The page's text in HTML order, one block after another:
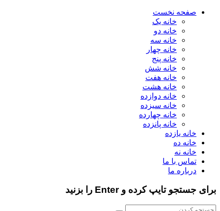
صفحه نخست
خانه یک
خانه دو
خانه سه
خانه چهار
خانه پنج
خانه شش
خانه هفت
خانه هشت
خانه دوازده
خانه سیزده
خانه چهارده
خانه پانزده
خانه یازده
خانه ده
خانه نه
تماس با ما
درباره ما
برای جستجو تایپ کرده و Enter را بزنید